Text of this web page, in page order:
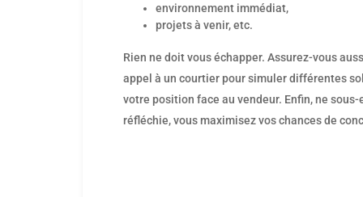
environnement immédiat,
projets à venir, etc.
Rien ne doit vous échapper. Assurez-vous
appel à un courtier pour simuler différentes
votre position face au vendeur. Enfin, ne
réfléchie, vous maximisez vos chances de